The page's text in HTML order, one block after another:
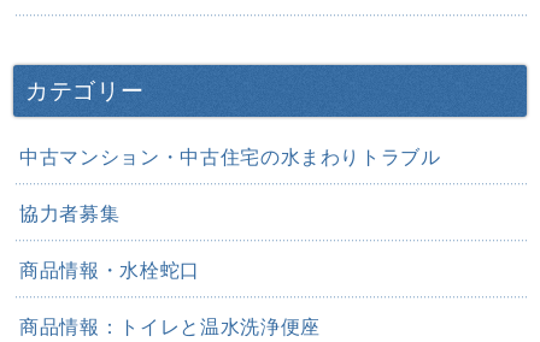
カテゴリー
中古マンション・中古住宅の水まわりトラブル
協力者募集
商品情報・水栓蛇口
商品情報：トイレと温水洗浄便座